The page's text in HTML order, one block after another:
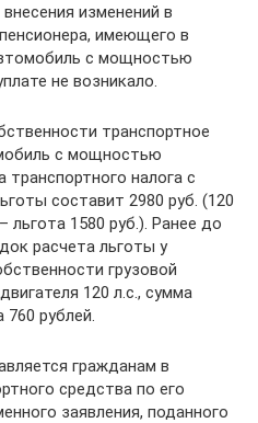
изменений в
имеющего в
с мощностью
не возникало.
транспортное
с мощностью
транспортного налога с
составит 2980 руб. (120
льгота 1580 руб.). Ранее до
расчета льготы у
грузовой
120 л.с., сумма
рублей.
гражданам в
средства по его
заявления, поданного